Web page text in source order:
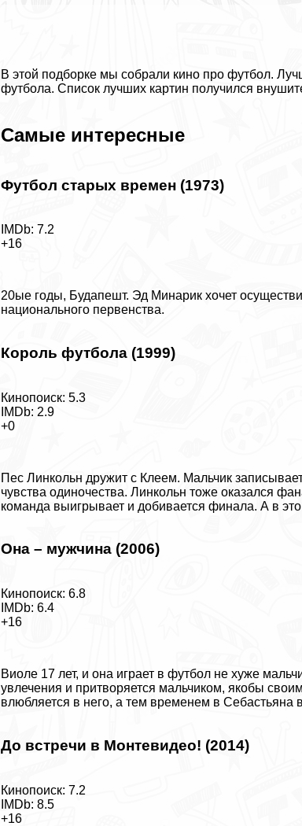
В этой подборке мы собрали кино про футбол.
футбола. Список лучших картин получился
Самые интересные
Футбол старых времен (1973)
IMDb: 7.2
+16
20ые годы, Будапешт. Эд Минарик хочет
национального первенства.
Король футбола (1999)
Кинопоиск: 5.3
IMDb: 2.9
+0
Пес Линкольн дружит с Клеем. Мальчик
чувства одиночества. Линкольн тоже оказался
комaнда выигрывает и добивается финала. А в
Она – мужчина (2006)
Кинопоиск: 6.8
IMDb: 6.4
+16
Виоле 17 лет, и она играет в футбол не хуже
увлечения и притворяется мальчиком, якобы
влюбляется в него, а тем временем в Себастьяна
До встречи в Монтевидео! (2014)
Кинопоиск: 7.2
IMDb: 8.5
+16